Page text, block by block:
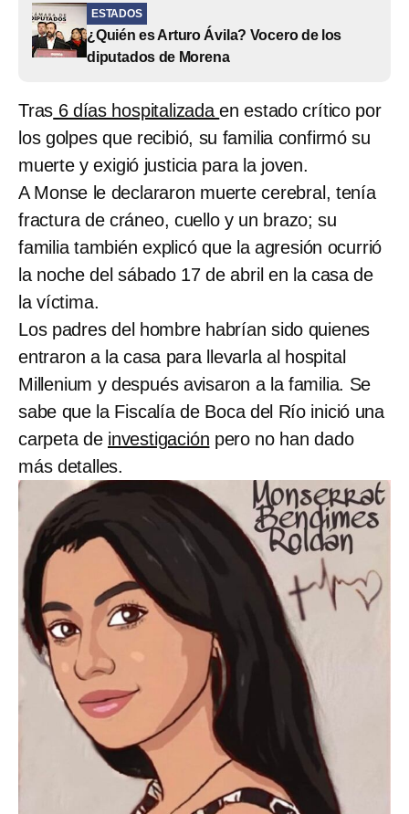
ESTADOS
¿Quién es Arturo Ávila? Vocero de los
diputados de Morena
Tras 6 días hospitalizadaen estado crítico por
los golpes que recibió, su familia confirmó su
muerte y exigió justicia para la joven.
A Monse le declararon muerte cerebral, tenía
fractura de cráneo, cuello y un brazo; su
familia también explicó que la agresión ocurrió
la noche del sábado 17 de abril en la casa de
la víctima.
Los padres del hombre habrían sido quienes
entraron a la casa para llevarla al hospital
Millenium y después avisaron a la familia. Se
sabe que la Fiscalía de Boca del Río inició una
carpeta de investigación pero no han dado
más detalles.